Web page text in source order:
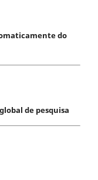
do
de pesquisa